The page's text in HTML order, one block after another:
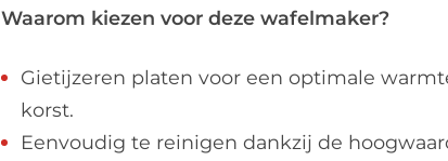
Waarom kiezen voor deze wafelmaker?
Gietijzeren platen voor een optimale
korst.
Eenvoudig te reinigen dankzij de